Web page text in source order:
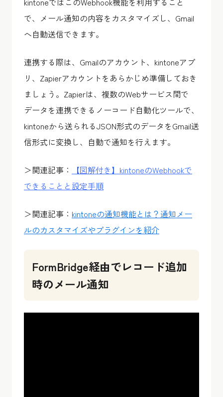
で、メール通知の内容をカスタマイズし、Gmail
へ自動送信できます。
連携する際は、Gmailのアカウント、kintoneアプ
リ、Zapierアカウントをあらかじめ準備しておき
ましょう。Zapierは、複数のWebサービス間で
データを連携できるノーコード自動化ツールで、
kintoneから送られるJSON形式のデータをGmail送
信形式に変換し、自動で通知を行えます。
＞関連記事：
【図解付き】kintoneのWebhookで
できることと設定手順
＞関連記事： kintoneの通知機能とは？通知メー
ルのカスタマイズやプラグインを紹介
FormBridge経由でレコード追加
時のメール通知